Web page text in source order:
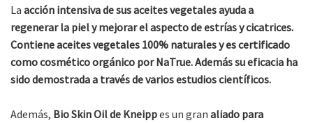
La acción intensiva de sus aceites vegetales ayuda a
regenerar la piel y mejorar el aspecto de estrías y cicatrices.
Contiene aceites vegetales 100% naturales y es certificado
como cosmético orgánico por NaTrue. Además su eficacia ha
sido demostrada a través de varios estudios científicos.
Además, Bio Skin Oil de Kneippes un gran aliado para